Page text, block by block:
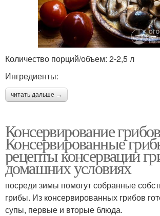
Количество порций/объем: 2-2,5 л
Ингредиенты:
читать дальше →
Консервирование
Консервированные
рецепты консервации
домашних условиях
посреди зимы помогут собранные
грибы. Из консервированных грибов
супы, первые и вторые блюда.